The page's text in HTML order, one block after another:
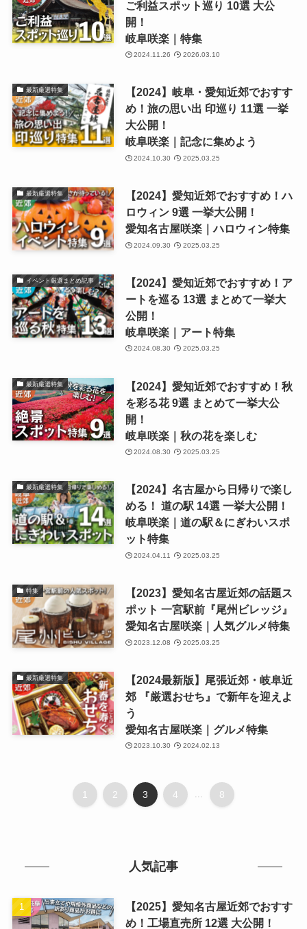
ご利益スポット巡り 10選 大公
開！
岐阜咲楽｜特集
2024.11.26 2026.03.10
最新厳選特集
【2024】岐阜・愛知近郊でおすす
め！旅の思い出 印巡り 11選 一挙
大公開！
岐阜咲楽｜記念に集めよう
2024.10.30 2025.03.25
最新厳選特集
【2024】愛知近郊でおすすめ！ハ
ロウィン 9選 一挙大公開！
愛知名古屋咲楽｜ハロウィン特集
2024.09.30 2025.03.25
イベント厳選まとめ記事
【2024】愛知近郊でおすすめ！ア
ートを巡る 13選 まとめて一挙大
公開！
岐阜咲楽｜アート特集
2024.08.30 2025.03.25
最新厳選特集
【2024】愛知近郊でおすすめ！秋
を彩る花 9選 まとめて一挙大公
開！
岐阜咲楽｜秋の花を楽しむ
2024.08.30 2025.03.25
最新厳選特集
【2024】名古屋から日帰りで楽し
める！ 道の駅 14選 一挙大公開！
岐阜咲楽｜道の駅＆にぎわいスポ
ット特集
2024.04.11 2025.03.25
特集
【2023】愛知名古屋近郊の話題ス
ポット 一宮駅前『尾州ビレッジ』
愛知名古屋咲楽｜人気グルメ特集
2023.12.08 2025.03.25
最新厳選特集
【2024最新版】尾張近郊・岐阜近
郊 『厳選おせち』で新年を迎えよ
う
愛知名古屋咲楽｜グルメ特集
2023.10.30 2024.02.13
1 2 3 4 ... 8
人気記事
【2025】愛知名古屋近郊でおすす
め！工場直売所 12選 大公開！